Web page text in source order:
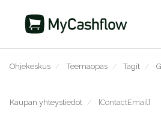
Ohjekeskus / Teemaopas / Tagit /
Kaupan yhteystiedot / {ContactEmail}